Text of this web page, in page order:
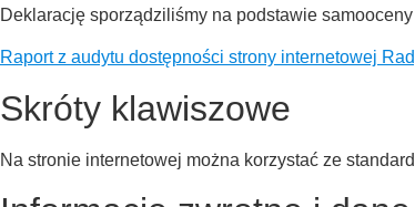
Deklarację sporządziliśmy na podstawie
Raport z audytu dostępności strony internetowej
Skróty klawiszowe
Na stronie internetowej można korzystać ze